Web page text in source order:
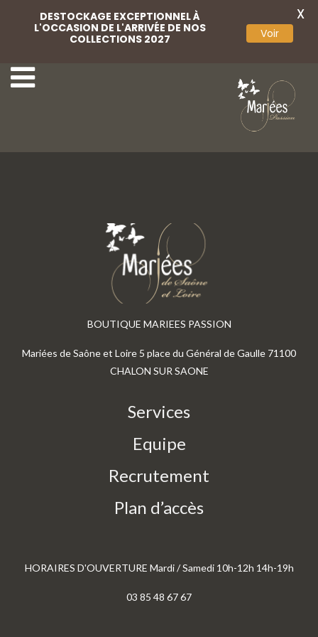
BOUTIQUE MARIEES PASSION
Mariées de Saône et Loire 5 place du Général de Gaulle 71100
CHALON SUR SAONE
Services
Equipe
Recrutement
Plan d’accès
HORAIRES D'OUVERTURE Mardi / Samedi 10h-12h 14h-19h
03 85 48 67 67
DESTOCKAGE EXCEPTIONNEL À
L'OCCASION DE L'ARRIVÉE DE NOS
COLLECTIONS 2027
Voir
X